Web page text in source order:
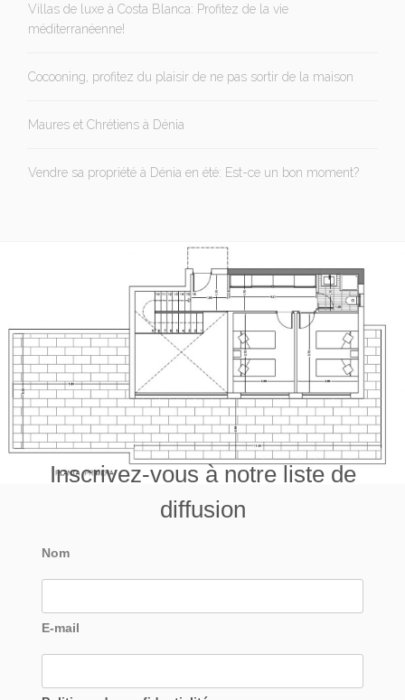
Villas de luxe à Costa Blanca: Profitez de la vie
méditerranéenne!
Cocooning, profitez du plaisir de ne pas sortir de la maison
Maures et Chrétiens à Dénia
Vendre sa propriété à Dénia en été: Est-ce un bon moment?
Inscrivez-vous à notre liste de
diffusion
Nom
E-mail